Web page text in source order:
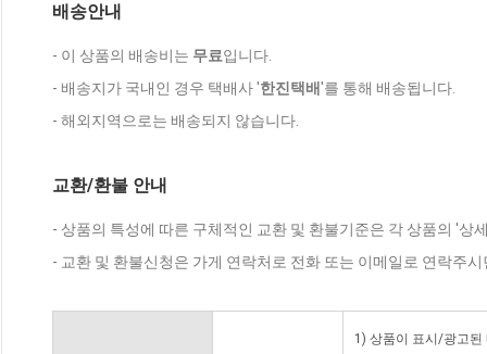
배송안내
- 이 상품의 배송비는 무료입니다.
- 배송지가 국내인 경우 택배사 '한진택배'를 통해 배송됩니다.
- 해외지역으로는 배송되지 않습니다.
교환/환불 안내
- 상품의 특성에 따른 구체적인 교환 및 환불기준은 각 상품의 '상
- 교환 및 환불신청은 가게 연락처로 전화 또는 이메일로 연락주
1) 상품이 표시/광고된